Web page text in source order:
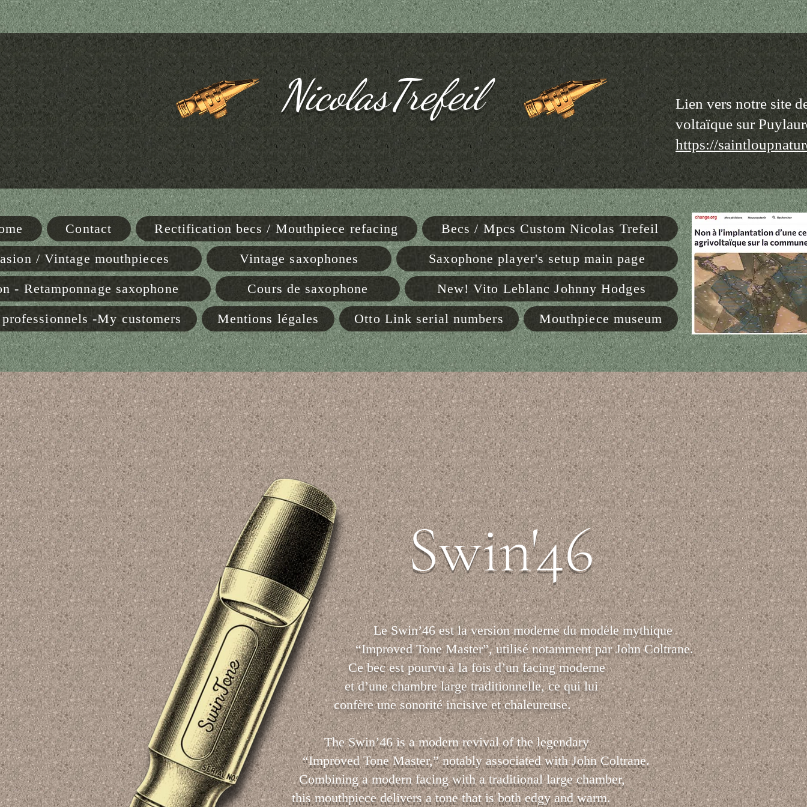
NicolasTrefeil
Lien vers notre site
voltaïque sur
https://
Contact Rectification becs / Mouthpiece refacing
Becs / Mpcs Custom Nicolas Trefeil
/ Vintage mouthpieces
Vintage saxophones
Saxophone player's setup main page
- Retamponnage saxophone
Cours de saxophone
New! Vito Leblanc Johnny Hodges
-My customers
Mentions légales Otto Link serial numbers Mouthpiece museum
Le Swin’46 est la version moderne du modèle mythique
“Improved Tone Master”, utilisé notamment par John Coltrane.
Ce bec est pourvu à la fois d’un facing moderne
et d’une chambre large traditionnelle, ce qui lui
confère une sonorité incisive et chaleureuse.
The Swin’46 is a modern revival of the legendary
“Improved Tone Master,” notably associated with John Coltrane.
Combining a modern facing with a traditional large chamber,
this mouthpiece delivers a tone that is both edgy and warm.
Swin'46